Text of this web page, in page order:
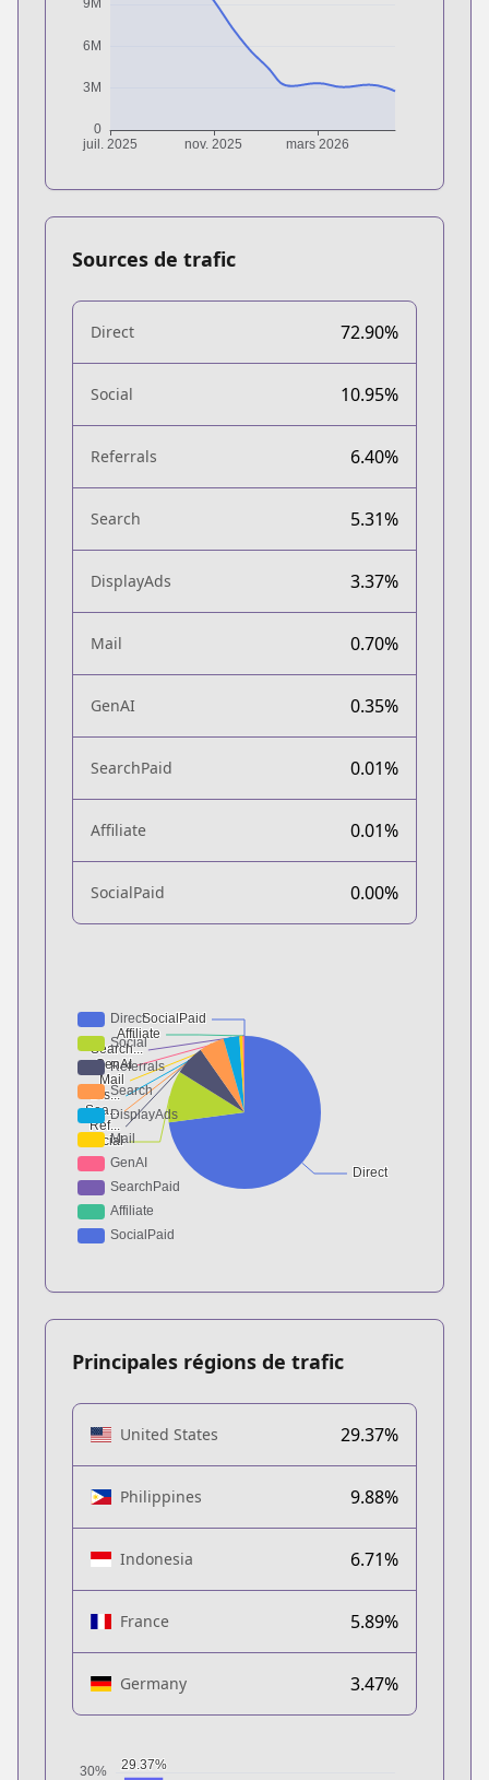
Sources de trafic
Direct 72.90%
Social 10.95%
Referrals 6.40%
Search 5.31%
DisplayAds 3.37%
Mail 0.70%
GenAI 0.35%
SearchPaid 0.01%
Affiliate 0.01%
SocialPaid 0.00%
Principales régions de trafic
United States 29.37%
Philippines 9.88%
Indonesia 6.71%
France 5.89%
Germany 3.47%